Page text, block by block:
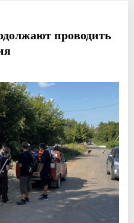
проводить